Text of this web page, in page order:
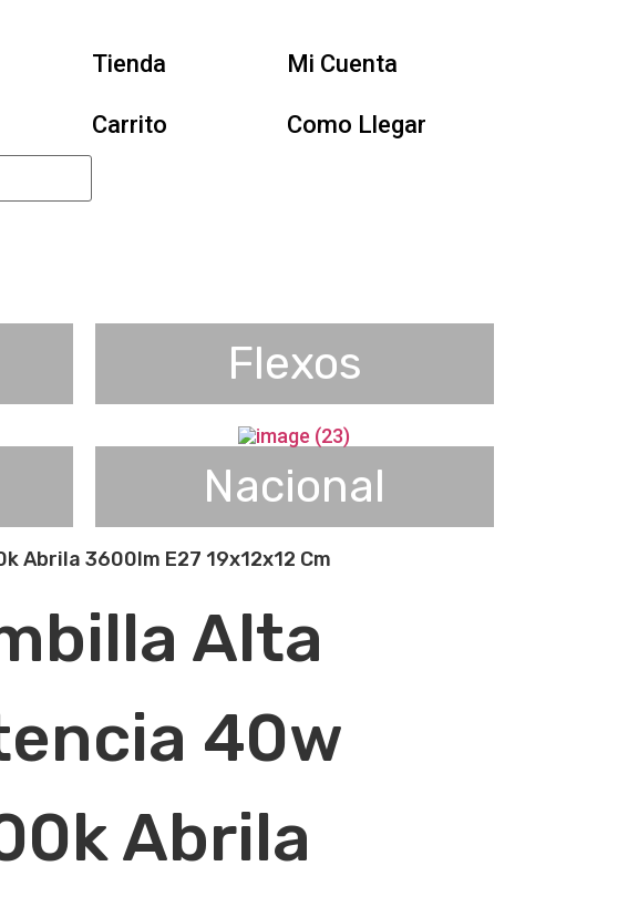
Tienda Mi Cuenta
Carrito Como Llegar
Flexos
Nacional
Abrila 3600lm E27 19x12x12 Cm
Alta
40w
Abrila